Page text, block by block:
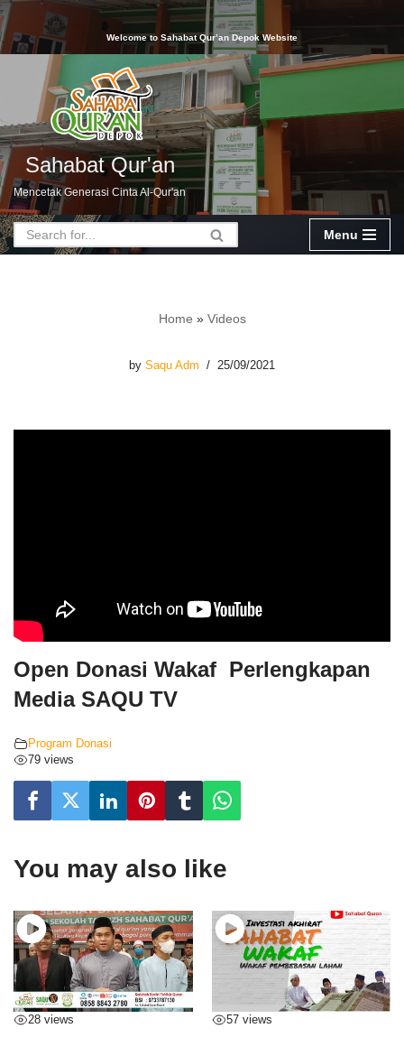
Skip
content
Welcome to Sahabat Qur’an Depok Website
Sahabat Qur'an
Mencetak Generasi Cinta Al-Qur'an
Menu
Home » Videos
by Saqu Adm 25/09/2021
Open Donasi Wakaf Perlengkapan
Media SAQU TV
Program Donasi
79 views
You may also like
28 views 57 views